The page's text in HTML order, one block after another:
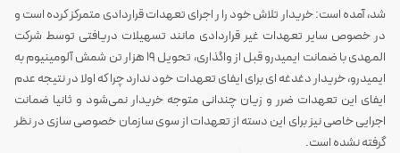
شد، آمده است: خریدار تلاش خود را ر اجرای تعهدات قراردادی متمرکز کرده است و
در خصوص سایر تعهدات غیر قراردادی مانند تسهیلات دریافتی توسط شرکت
المهدی با ضمانت ایمیدرو قبل از واگذاری، تحویل 19 هزار تن شمش آلومینیوم به
ایمیدرو، خریدار دغدغه ای برای ایفای تعهدات خود ندارد چرا که اولا در نتیجه عدم
ایفای این تعهدات ضرر و زیان چندانی متوجه خریدار نمی‌شود و ثانیا ضمانت
اجرایی خاصی نیز برای این دسته از تعهدات از سوی سازمان خصوصی سازی در نظر
گرفته نشده است.